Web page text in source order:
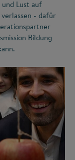
Lust auf
- dafür
Bildung